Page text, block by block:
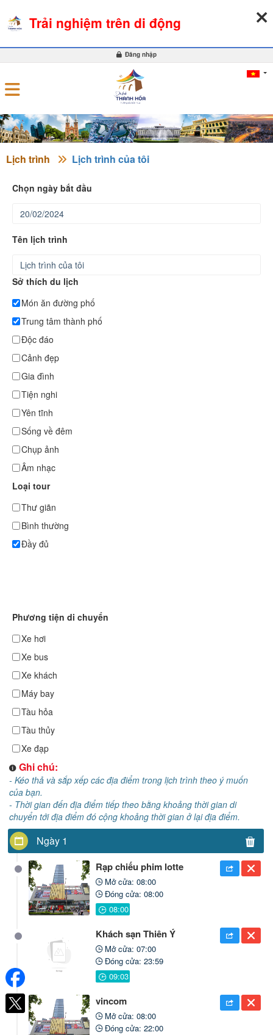
Đăng nhập
Lịch trình Lịch trình của tôi
Chọn ngày bắt đầu
Tên lịch trình
Sở thích du lịch
Món ăn đường phố
Trung tâm thành phố
Độc đáo
Cảnh đẹp
Gia đình
Tiện nghi
Yên tĩnh
Sống về đêm
Chụp ảnh
Âm nhạc
Loại tour
Thư giãn
Bình thường
Đầy đủ
Phương tiện di chuyển
Xe hơi
Xe bus
Xe khách
Máy bay
Tàu hỏa
Tàu thủy
Xe đạp
Ghi chú:
- Kéo thả và sắp xếp các địa điểm trong lịch trình theo ý muốn
của bạn.
- Thời gian đến địa điểm tiếp theo bằng khoảng thời gian di
chuyển tới địa điểm đó cộng khoảng thời gian ở lại địa điểm.
Ngày 1
Rạp chiếu phim lotte
Mở cửa: 08:00
Đóng cửa: 08:00
Khách sạn Thiên Ý
Mở cửa: 07:00
Đóng cửa: 23:59
vincom
Mở cửa: 08:00
Đóng cửa: 22:00
Trải nghiệm trên di động